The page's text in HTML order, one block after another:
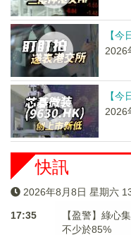
【
2026
【
2026
快訊
2026年8月8日 星期六
17:35
【盈警】綠心
不少於85%